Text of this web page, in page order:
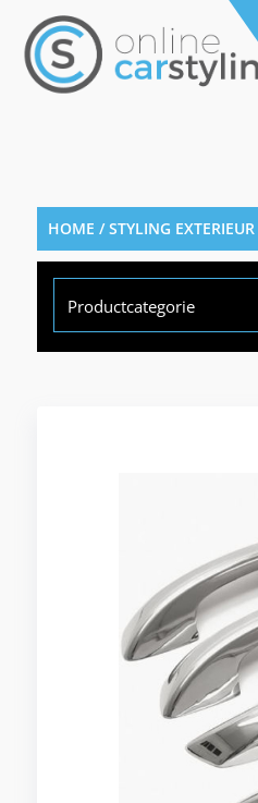
HOME /STYLING EXTERIEUR
Productcategorie